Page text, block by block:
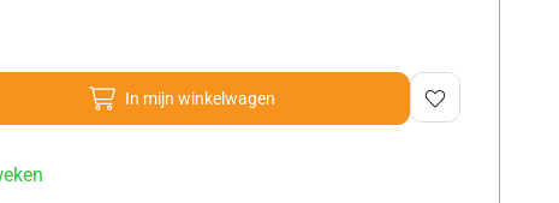
In mijn winkelwagen